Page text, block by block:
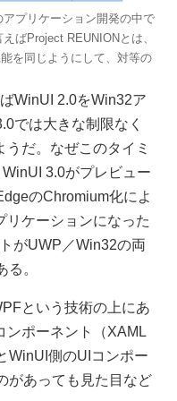
プリケーション開発の中で
ばProject REUNIONとは、
を同じようにして、対等の
WinUI 2.0をWin32ア
では大きな制限なく
だ。なぜこのタイミ
3.0がプレビュー
のChromium化によ
リケーションになった
がUWP／Win32の両
。
という技術の上にあ
ンポーネント（XAML
WinUI側のUIコンポー
があっても見た目など